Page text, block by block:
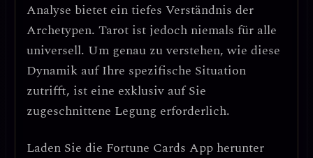
Analyse bietet ein tiefes Verständnis der
Archetypen. Tarot ist jedoch niemals für alle
universell. Um genau zu verstehen, wie diese
Dynamik auf Ihre spezifische Situation
zutrifft, ist eine exklusiv auf Sie
zugeschnittene Legung erforderlich.
Laden Sie die Fortune Cards App herunter